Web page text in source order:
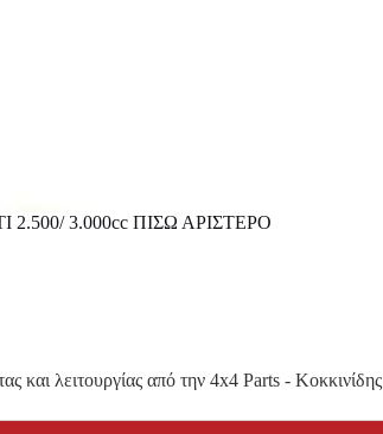
3.000cc ΠΙΣΩ ΑΡΙΣΤΕΡΟ
και λειτουργίας από την 4x4 Parts - Κοκκινίδης